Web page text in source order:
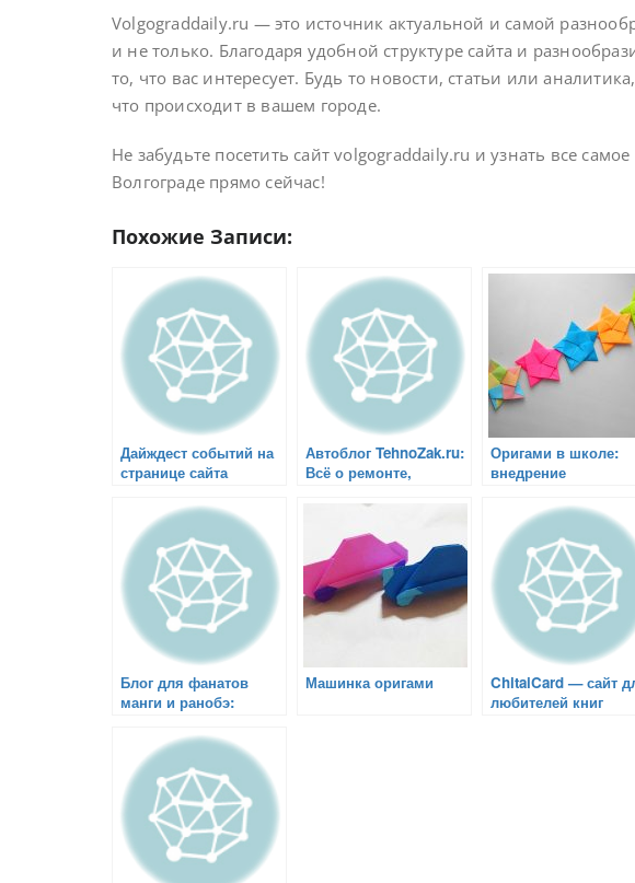
Volgograddaily.ru — это источник актуальной и самой
и не только. Благодаря удобной структуре сайта и
то, что вас интересует. Будь то новости, статьи или
что происходит в вашем городе.
Не забудьте посетить сайт volgograddaily.ru и узнать все
Волгограде прямо сейчас!
Похожие Записи:
Дайждест событий на
странице сайта
Автоблог TehnoZak.ru:
Всё о ремонте,
тюнинге автомобилей
Оригами в школе:
внедрение
в учебный процесс
Блог для фанатов
манги и ранобэ:
фантастическим
миром
Машинка оригами
ChitaiCard — сайт
любителей книг